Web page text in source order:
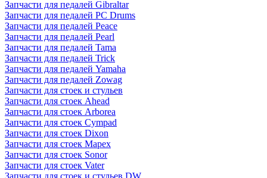
Запчасти для педалей Gibraltar
Запчасти для педалей PC Drums
Запчасти для педалей Peace
Запчасти для педалей Pearl
Запчасти для педалей Tama
Запчасти для педалей Trick
Запчасти для педалей Yamaha
Запчасти для педалей Zowag
Запчасти для стоек и стульев
Запчасти для стоек Ahead
Запчасти для стоек Arborea
Запчасти для стоек Cympad
Запчасти для стоек Dixon
Запчасти для стоек Mapex
Запчасти для стоек Sonor
Запчасти для стоек Vater
Запчасти для стоек и стульев DW